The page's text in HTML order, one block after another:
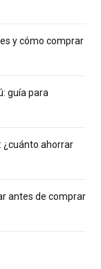
y cómo comprar
guía para
¿cuánto ahorrar
antes de comprar